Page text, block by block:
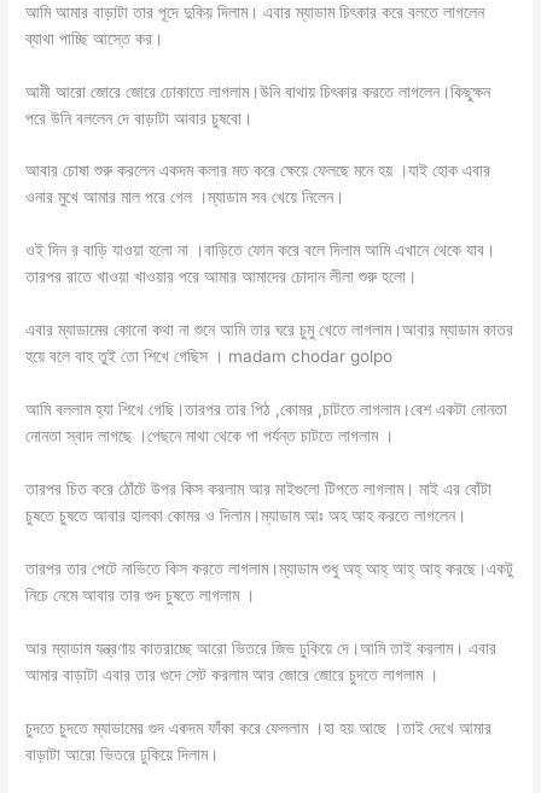
আমি আমার বাড়াটা তার পূদে দুকিয় দিলাম। এবার ম্যাডাম চিৎকার করে বলতে লাগলেন
ব্যাথা পাচ্ছি আস্তে কর।
আমী আরো জোরে জোরে ঢোকাতে লাগলাম।উনি বাথায় চিৎকার করতে লাগলেন।কিছুক্ষন
পরে উনি বললেন দে বাড়াটা আবার চুষবো।
আবার চোষা শুরু করলেন একদম কলার মত করে ক্ষেয়ে ফেলছে মনে হয় ।যাই হোক এবার
ওনার মুখে আমার মাল পরে গেল ।ম্যাডাম সব খেয়ে নিলেন।
ওই দিন র বাড়ি যাওয়া হলো না ।বাড়িতে ফোন করে বলে দিলাম আমি এখানে থেকে যাব।
তারপর রাতে খাওয়া খাওয়ার পরে আমার আমাদের চোদান লীলা শুরু হলো।
এবার ম্যাডামের কোনো কথা না শুনে আমি তার ঘরে চুমু খেতে লাগলাম।আবার ম্যাডাম কাতর
হয়ে বলে বাহ তুই তো শিখে গেছিস । madam chodar golpo
আমি বললাম হ্যা শিখে গেছি।তারপর তার পিঠ ,কোমর ,চাটতে লাগলাম।বেশ একটা নোনতা
নোনতা স্বাদ লাগছে ।পেছনে মাথা থেকে পা পর্যন্ত চাটতে লাগলাম ।
তারপর চিত করে ঠোঁটে উপর কিস করলাম আর মাইগুলো টিপতে লাগলাম। মাই এর বোঁটা
চুষতে চুষতে আবার হালকা কোমর ও দিলাম।ম্যাডাম আঃ অহ আহ করতে লাগলেন।
তারপর তার পেটে নাভিতে কিস করতে লাগলাম।ম্যাডাম শুধু অহ্ আহ্ আহ্ আহ্ করছে।একটু
নিচে নেমে আবার তার গুদ চুষতে লাগলাম ।
আর ম্যাডাম যন্ত্রণায় কাতরাচ্ছে আরো ভিতরে জিভ ঢুকিয়ে দে।আমি তাই করলাম। এবার
আমার বাড়াটা এবার তার গুদে সেট করলাম আর জোরে জোরে চুদতে লাগলাম ।
চুদতে চুদতে ম্যাডামের গুদ একদম ফাঁকা করে ফেললাম ।হা হয় আছে ।তাই দেখে আমার
বাড়াটা আরো ভিতরে ঢুকিয়ে দিলাম।